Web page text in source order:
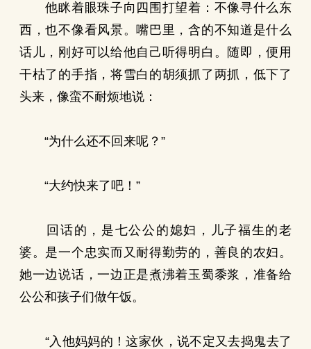
他眯着眼珠子向四围打望着：不像寻什么东
西，也不像看风景。嘴巴里，含的不知道是什么
话儿，刚好可以给他自己听得明白。随即，便用
干枯了的手指，将雪白的胡须抓了两抓，低下了
头来，像蛮不耐烦地说：
“为什么还不回来呢？”
“大约快来了吧！”
回话的，是七公公的媳妇，儿子福生的老
婆。是一个忠实而又耐得勤劳的，善良的农妇。
她一边说话，一边正是煮沸着玉蜀黍浆，准备给
公公和孩子们做午饭。
“入他妈妈的！这家伙，说不定又去捣鬼去了